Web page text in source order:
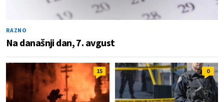
RAZNO
Na današnji dan, 7. avgust
15 0